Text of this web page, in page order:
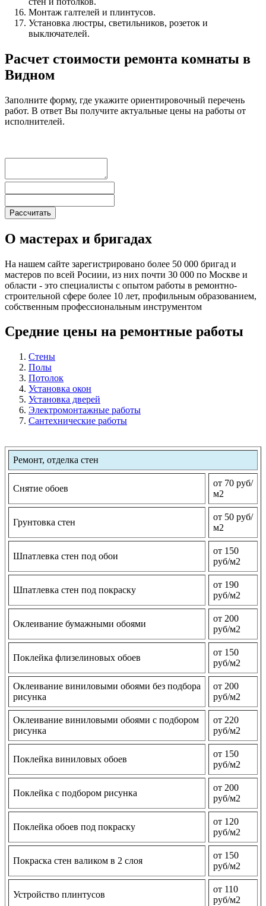
Монтаж галтелей и плинтусов.
Установка люстры, светильников, розеток и
выключателей.
Расчет стоимости ремонта комнаты в
Видном
Заполните форму, где укажите ориентировочный перечень
работ. В ответ Вы получите актуальные цены на работы от
исполнителей.
О мастерах и бригадах
На нашем сайте зарегистрировано более 50 000 бригад и
мастеров по всей Росиии, из них почти 30 000 по Москве и
области - это специалисты с опытом работы в ремонтно-
строительной сфере более 10 лет, профильным образованием,
собственным профессиональным инструментом
Средние цены на ремонтные работы
Стены
Полы
Потолок
Установка окон
Установка дверей
Электромонтажные работы
Сантехнические работы
Ремонт, отделка стен
Снятие обоев
от 70 руб/
м2
Грунтовка стен
от 50 руб/
м2
Шпатлевка стен под обои
от 150
руб/м2
Шпатлевка стен под покраску
от 190
руб/м2
Оклеивание бумажными обоями
от 200
руб/м2
Поклейка флизелиновых обоев
от 150
руб/м2
Оклеивание виниловыми обоями без подбора
рисунка
от 200
руб/м2
Оклеивание виниловыми обоями с подбором
рисунка
от 220
руб/м2
Поклейка виниловых обоев
от 150
руб/м2
Поклейка с подбором рисунка
от 200
руб/м2
Поклейка обоев под покраску
от 120
руб/м2
Покраска стен валиком в 2 слоя
от 150
руб/м2
Устройство плинтусов
от 110
руб/м2